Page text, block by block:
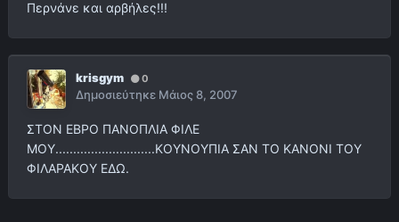
Περνάνε και αρβήλες!!!
krisgym 0
Δημοσιεύτηκε Μάιος 8, 2007
ΣΤΟΝ ΕΒΡΟ ΠΑΝΟΠΛΙΑ ΦΙΛΕ
ΜΟΥ............................ΚΟΥΝΟΥΠΙΑ ΣΑΝ ΤΟ ΚΑΝΟΝΙ ΤΟΥ
ΦΙΛΑΡΑΚΟΥ ΕΔΩ.